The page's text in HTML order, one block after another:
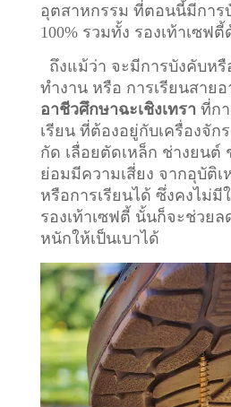
อุตสาหกรรม ที่ตอนนี้มีการ
100% รวมทั้ง รองเท้าเซฟตี้
ถึงแม้ว่า จะมีการบังคับหรื
ทำงาน หรือ การเรียนสาย
อาชีวศึกษาฉะเชิงเทรา ที่ก
เรียน ที่ต้องอยู่กับเครื่องจัก
กัด เลื่อยตัดเหล็ก ช่างยนต์
ย่อมมีความเสี่ยง จากอุบัติ
หรือการเรียนได้ ซึ่งคงไม่มี
รองเท้าเซฟตี้ นั้นก็จะช่วยล
หนักให้เป็นเบาได้